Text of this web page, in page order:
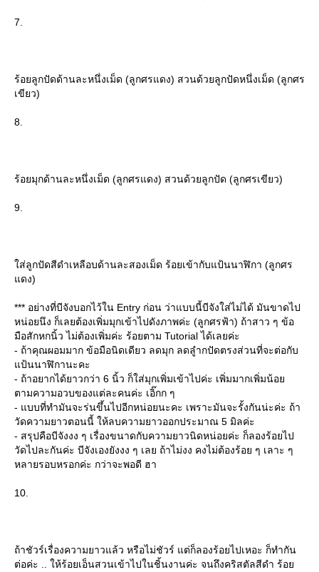
7.
ร้อยลูกปัดด้านละหนึ่งเม็ด (ลูกศรแดง) สวนด้วยลูกปัดหนึ่งเม็ด (ลูกศร
เขียว)
8.
ร้อยมุกด้านละหนึ่งเม็ด (ลูกศรแดง) สวนด้วยลูกปัด (ลูกศรเขียว)
9.
ส่ลูกปัดสีดำเหลือบด้านละสองเม็ด ร้อยเข้ากับแป้นนาฬิกา (ลูกศร
ดง)
*** อย่างที่บีจังบอกไว้ใน Entry ก่อน ว่าแบบนี้บีจังใส่ไม่ได้ มันขาดไป
หน่อยนึง ก็เลยต้องเพิ่มมุกเข้าไปดังภาพค่ะ (ลูกศรฟ้า) ถ้าสาว ๆ ข้อ
มือสักหกนิ้ว ไม่ต้องเพิ่มค่ะ ร้อยตาม Tutorial ได้เลยค่ะ
- ถ้าคุณผอมมาก ข้อมือนิดเดียว ลดมุก ลดลูำกปัดตรงส่วนที่จะต่อกับ
ป้นนาฬิกานะคะ
- ถ้าอยากได้ยาวกว่า 6 นิ้ว ก็ใส่มุกเพิ่มเข้าไปค่ะ เพิ่มมากเพิ่มน้อ
ตามความอวบของแต่ละคนค่ะ เอิ๊กก ๆ
- แบบที่ทำมันจะร่นขึ้นไปอีกหน่อยนะคะ เพราะมันจะรั้งกันน่ะค่ะ ถ้า
วัดความยาวตอนนี้ ให้ลบความยาวออกประมาณ 5 มิลค่ะ
- สรุปคือบีจังงง ๆ เรื่องขนาดกับความยาวนิดหน่อยค่ะ ก็ลองร้อยไป
วัดไปละกันค่ะ บีจังเองยังงง ๆ เลย ถ้าไม่งง คงไม่ต้องร้อย ๆ เลาะ ๆ
หลายรอบหรอกค่ะ กว่าจะพอดี ฮา
10.
ถ้าชัวร์เรื่องความยาวแล้ว หรือไม่ชัวร์ แต่ก็ลองร้อยไปเหอะ ก็ทำกัน
ต่อค่ะ .. ให้ร้อยเอ็นสวนเข้าไปในชิ้นงานค่ะ จนถึงคริสตัลสีดำ ร้อ